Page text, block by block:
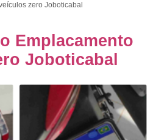
zero Joboticabal
Emplacamento
Joboticabal